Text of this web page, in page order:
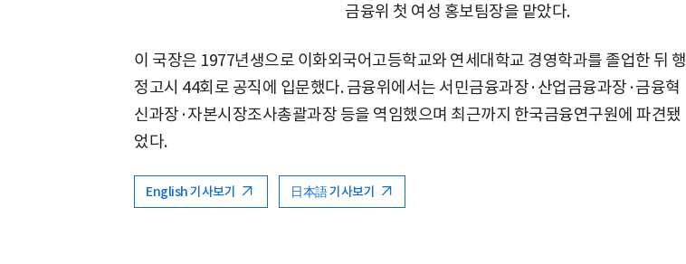
금융위 첫 여성 홍보팀장을 맡았다.
이 국장은 1977년생으로 이화외국어고등학교와 연세대학교 경영학과를 졸업한 뒤 행
정고시 44회로 공직에 입문했다. 금융위에서는 서민금융과장·산업금융과장·금융혁
신과장·자본시장조사총괄과장 등을 역임했으며 최근까지 한국금융연구원에 파견됐
었다.
English 기사보기 日本語 기사보기